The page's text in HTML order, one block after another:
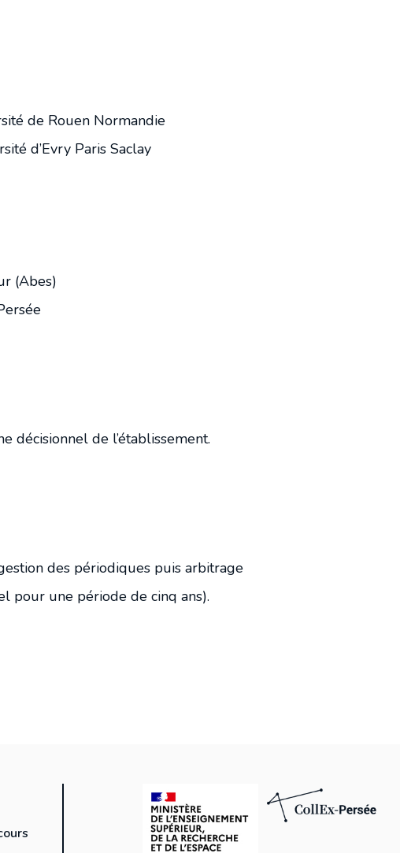
de Rouen Normandie
d’Evry Paris Saclay
(Abes)
décisionnel de l’établissement.
des périodiques puis arbitrage
pour une période de cinq ans).